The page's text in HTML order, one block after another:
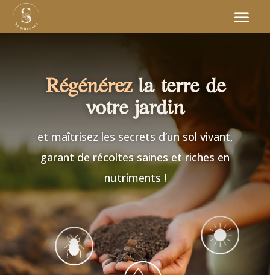
Régénérezla terre de
votre jardin
et maîtrisez les secrets d’un sol vivant,
garant de récoltes saines et riches en
nutriments !